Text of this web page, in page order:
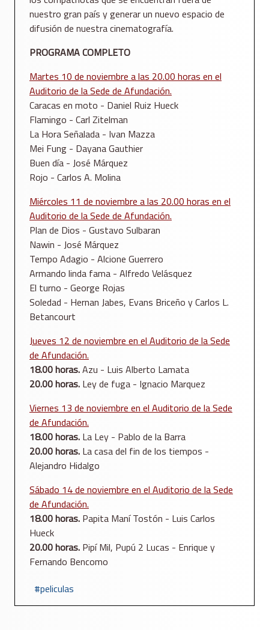
nuestro gran país y generar un nuevo espacio de
difusión de nuestra cinematografía.
PROGRAMA COMPLETO
Martes 10 de noviembre a las 20.00 horas en el
Auditorio de la Sede de Afundación.
Caracas en moto - Daniel Ruiz Hueck
Flamingo - Carl Zitelman
La Hora Señalada - Ivan Mazza
Mei Fung - Dayana Gauthier
Buen día - José Márquez
Rojo - Carlos A. Molina
Miércoles 11 de noviembre a las 20.00 horas en el
Auditorio de la Sede de Afundación.
Plan de Dios - Gustavo Sulbaran
Nawin - José Márquez
Tempo Adagio - Alcione Guerrero
Armando linda fama - Alfredo Velásquez
El turno - George Rojas
Soledad - Hernan Jabes, Evans Briceño y Carlos L.
Betancourt
Jueves 12 de noviembre en el Auditorio de la Sede
de Afundación.
18.00 horas.Azu - Luis Alberto Lamata
20.00 horas. Ley de fuga - Ignacio Marquez
Viernes 13 de noviembre en el Auditorio de la Sede
de Afundación.
18.00 horas. La Ley - Pablo de la Barra
20.00 horas. La casa del fin de los tiempos -
Alejandro Hidalgo
Sábado 14 de noviembre en el Auditorio de la Sede
de Afundación.
18.00 horas. Papita Maní Tostón - Luis Carlos
Hueck
20.00 horas. Pipí Mil, Pupú 2 Lucas - Enrique y
Fernando Bencomo
peliculas